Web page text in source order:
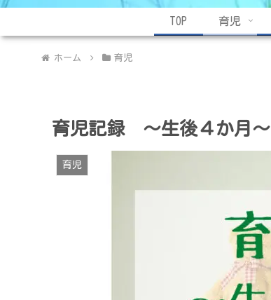
TOP 育児
ホーム 育児
育児記録 ～生後４か月～
育児